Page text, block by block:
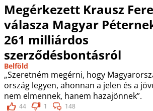
Megérkezett Krausz
válasza Magyar
261 milliárdos
szerződésbontásról
Belföld
„Szeretném megérni, hogy
ország legyen, ahonnan a jelen és a
nem elmennek, hanem hazajönnek”.
44 1 148